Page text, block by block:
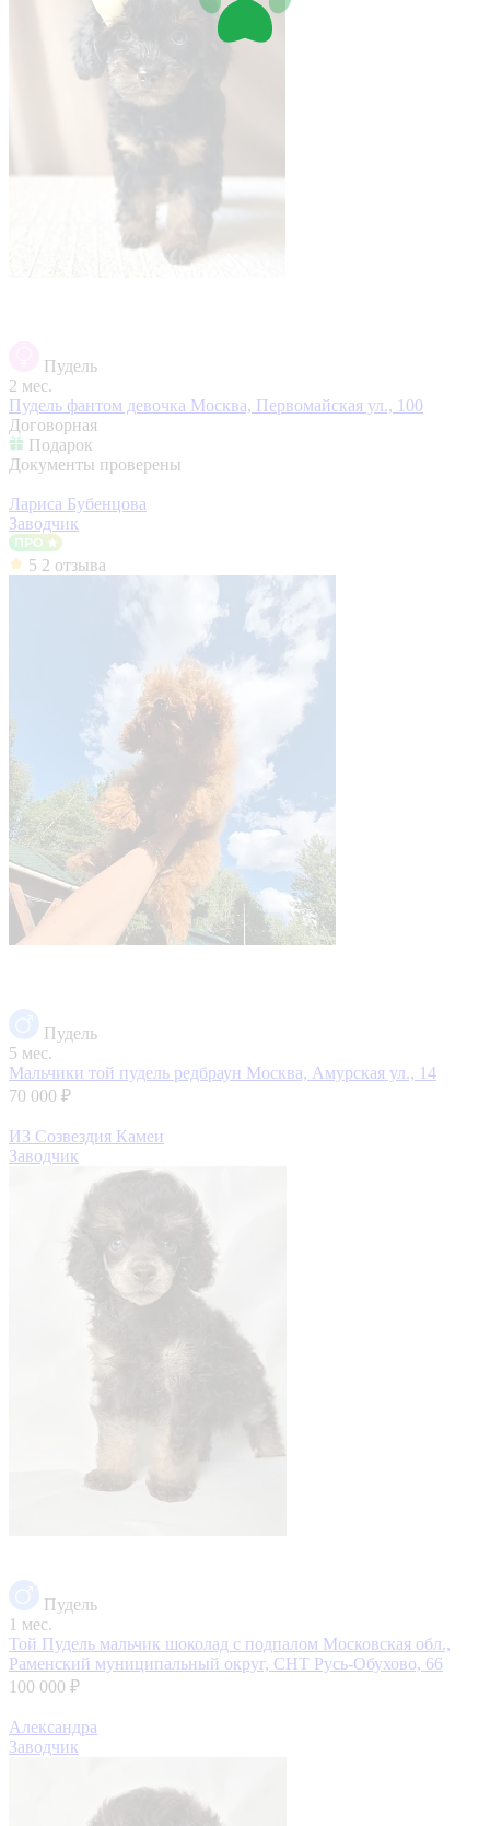
Пудель
2 мес.
Пудель фантом девочка Москва, Первомайская ул., 100
Договорная
Подарок
Документы проверены
Лариса Бубенцова
Заводчик
5 2 отзыва
Пудель
5 мес.
Мальчики той пудель редбраун Москва, Амурская ул., 14
70 000 ₽
ИЗ Созвездия Камеи
Заводчик
Пудель
1 мес.
Той Пудель мальчик шоколад с подпалом Московская обл.,
Раменский муниципальный округ, СНТ Русь-Обухово, 66
100 000 ₽
Александра
Заводчик